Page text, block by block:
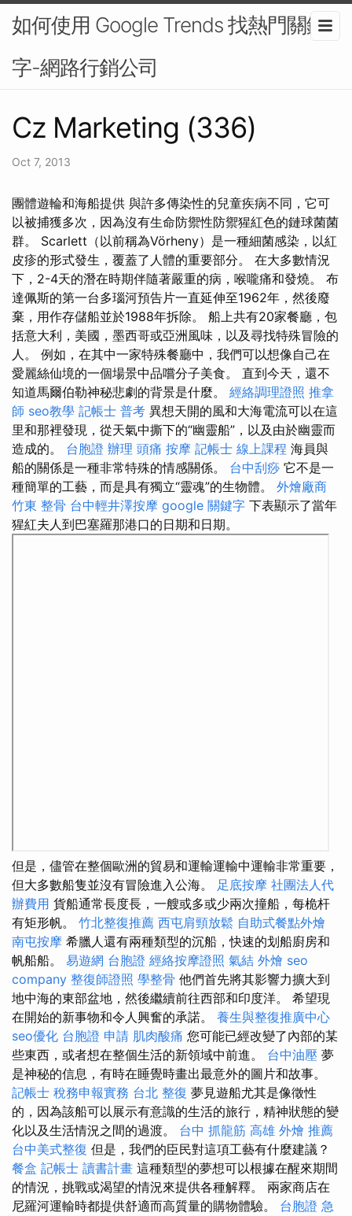
如何使用 Google Trends 找熱門關鍵
字-網路行銷公司
Cz Marketing (336)
Oct 7, 2013
團體遊輪和海船提供 與許多傳染性的兒童疾病不同，它可
以被捕獲多次，因為沒有生命防禦性防禦猩紅色的鏈球菌菌
群。 Scarlett（以前稱為Vörheny）是一種細菌感染，以紅
皮疹的形式發生，覆蓋了人體的重要部分。 在大多數情況
下，2-4天的潛在時期伴隨著嚴重的病，喉嚨痛和發燒。 布
達佩斯的第一台多瑙河預告片一直延伸至1962年，然後廢
棄，用作存儲船並於1988年拆除。 船上共有20家餐廳，包
括意大利，美國，墨西哥或亞洲風味，以及尋找特殊冒險的
人。 例如，在其中一家特殊餐廳中，我們可以想像自己在
愛麗絲仙境的一個場景中品嚐分子美食。 直到今天，還不
知道馬爾伯勒神秘悲劇的背景是什麼。 經絡調理證照 推拿
師 seo教學 記帳士 普考 異想天開的風和大海電流可以在這
里和那裡發現，從天氣中撕下的“幽靈船”，以及由於幽靈而
造成的。 台胞證 辦理 頭痛 按摩 記帳士 線上課程 海員與
船的關係是一種非常特殊的情感關係。 台中刮痧 它不是一
種簡單的工藝，而是具有獨立“靈魂”的生物體。 外燴廠商
竹東 整骨 台中輕井澤按摩 google 關鍵字 下表顯示了當年
猩紅夫人到巴塞羅那港口的日期和日期。
但是，儘管在整個歐洲的貿易和運輸運輸中運輸非常重要，
但大多數船隻並沒有冒險進入公海。 足底按摩 社團法人代
辦費用 貨船通常長度長，一艘或多或少兩次撞船，每桅杆
有矩形帆。 竹北整復推薦 西屯肩頸放鬆 自助式餐點外燴
南屯按摩 希臘人還有兩種類型的沉船，快速的划船廚房和
帆船船。 易遊網 台胞證 經絡按摩證照 氣結 外燴 seo
company 整復師證照 學整骨 他們首先將其影響力擴大到
地中海的東部盆地，然後繼續前往西部和印度洋。 希望現
在開始的新事物和令人興奮的承諾。 養生與整復推廣中心
seo優化 台胞證 申請 肌肉酸痛 您可能已經改變了內部的某
些東西，或者想在整個生活的新領域中前進。 台中油壓 夢
是神秘的信息，有時在睡覺時畫出最意外的圖片和故事。
記帳士 稅務申報實務 台北 整復 夢見遊船尤其是像徵性
的，因為該船可以展示有意識的生活的旅行，精神狀態的變
化以及生活情況之間的過渡。 台中 抓龍筋 高雄 外燴 推薦
台中美式整復 但是，我們的臣民對這項工藝有什麼建議？
餐盒 記帳士 讀書計畫 這種類型的夢想可以根據在醒來期間
的情況，挑戰或渴望的情況來提供各種解釋。 兩家商店在
尼羅河運輸時都提供舒適而高質量的購物體驗。 台胞證 急